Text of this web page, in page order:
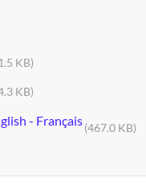
KB)
KB)
- Français(467.0 KB)